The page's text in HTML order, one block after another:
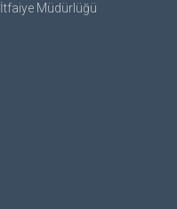
İtfaiye Müdürlüğü